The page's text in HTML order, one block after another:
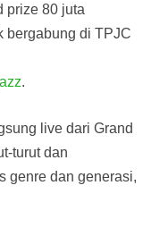
prize 80 juta
bergabung di TPJC
.
live dari Grand
turut dan
genre dan generasi,